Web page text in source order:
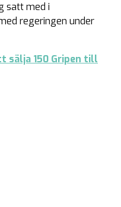
satt med i
regeringen under
sälja 150 Gripen till